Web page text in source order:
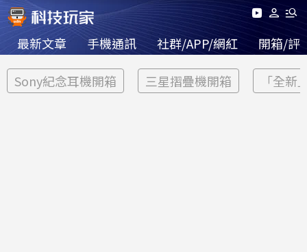
最新文章 手機通訊 社群/APP/網紅 開箱/評
Sony紀念耳機開箱 三星摺疊機開箱 「全新